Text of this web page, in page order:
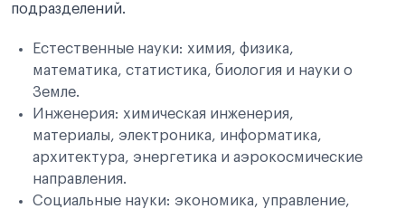
подразделений.
Естественные науки: химия, физика,
математика, статистика, биология и науки о
Земле.
Инженерия: химическая инженерия,
материалы, электроника, информатика,
архитектура, энергетика и аэрокосмические
направления.
Социальные науки: экономика, управление,